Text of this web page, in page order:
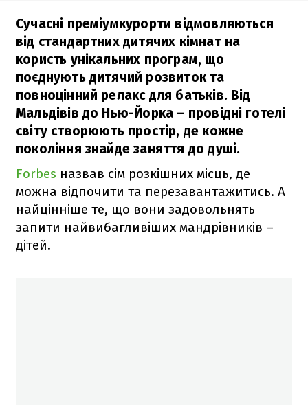
Сучасні преміумкурорти відмовляються
від стандартних дитячих кімнат на
користь унікальних програм, що
поєднують дитячий розвиток та
повноцінний релакс для батьків. Від
Мальдівів до Нью-Йорка – провідні готелі
світу створюють простір, де кожне
покоління знайде заняття до душі.
Forbes назвав сім розкішних місць, де
можна відпочити та перезавантажитись. А
найцінніше те, що вони задовольнять
запити найвибагливіших мандрівників –
дітей.